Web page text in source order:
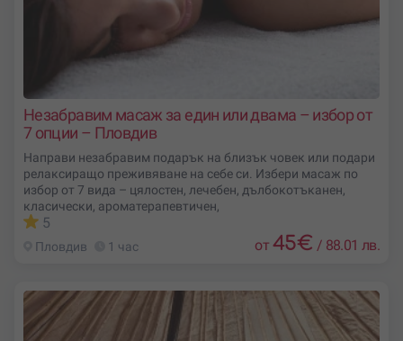
Незабравим масаж за един или двама – избор от
7 опции – Пловдив
Направи незабравим подарък на близък човек или подари
релаксиращо преживяване на себе си. Избери масаж по
избор от 7 вида – цялостен, лечебен, дълбокотъканен,
класически, ароматерапевтичен,
5
Пловдив 1 час от 45€ / 88.01 лв.